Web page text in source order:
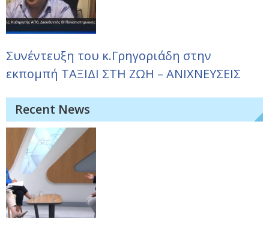
Συνέντευξη του κ.Γρηγοριάδη στην
εκπομπή ΤΑΞΙΔΙ ΣΤΗ ΖΩΗ – ΑΝΙΧΝΕΥΣΕΙΣ
Recent News